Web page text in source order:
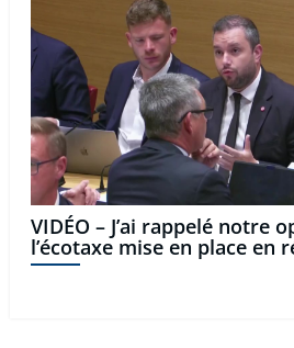
VIDÉO – J’ai rappelé notre
l’écotaxe mise en place en